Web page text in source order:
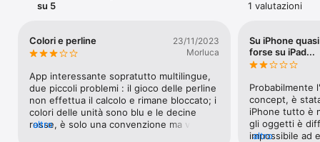
- 3 attività per apprendere: il gioco dei francobolli, il telaio
della gerarchie e la lavagnetta magica,
- 3 giochi: Cifre mancanti, Le domande del mago e il Gioco
delle bolle,
- una numerazione che parte da 0 fino a 9,999,
- un “Laboratorio del mostro” per aggiungere divertimento e
motivazione,
- una sezione “Impostazioni Avanzate” che contiene ulteriori
su 5 1 valutazioni
Colori e perline
23/11/2023
Morluca
App interessante sopratutto multilingue,
due piccoli problemi : il gioco delle perline
non effettua il calcolo e rimane bloccato; i
colori delle unità sono blu e le decine
rosse, è solo una convenzione ma viene
altro
Su iPhone
forse su iPad...
Probabilmente
concept, è
iPhone tutto è
gli oggetti è
impossibile ad
altro